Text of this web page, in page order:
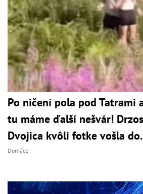
Po ničení pola pod Tatrami
tu máme ďalší nešvár!
Dvojica kvôli fotke vošla
Domáce